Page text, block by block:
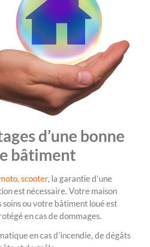
d’une bonne
bâtiment
scooter, la garantie d’une
est nécessaire. Votre maison
ou votre bâtiment loué est
en cas de dommages.
en cas d’incendie, de dégâts